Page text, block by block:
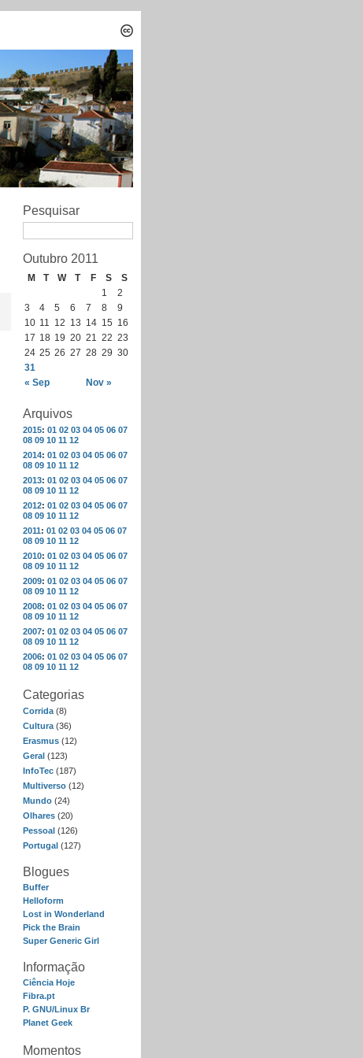
Pesquisar
Outubro 2011
M T W T F S S
« Sep Nov »
1
2
3
4 5 6 7 8
9
10 11 12 13 14 15 16
17 18 19 20 21 22 23
24 25 26 27 28 29 30
31
Arquivos
2015: 01 02 03 04 05 06 07
08 09 10 11 12
2014: 01 02 03 04 05 06 07
08 09 10 11 12
2013: 01 02 03 04 05 06 07
08 09 10 11 12
2012: 01 02 03 04 05 06 07
08 09 10 11 12
2011: 01 02 03 04 05 06 07
08 09 10 11 12
2010: 01 02 03 04 05 06 07
08 09 10 11 12
2009: 01 02 03 04 05 06 07
08 09 10 11 12
2008: 01 02 03 04 05 06 07
08 09 10 11 12
2007: 01 02 03 04 05 06 07
08 09 10 11 12
2006: 01 02 03 04 05 06 07
08 09 10 11 12
Categorias
Corrida (8)
Cultura (36)
Erasmus (12)
Geral (123)
InfoTec (187)
Multiverso (12)
Mundo (24)
Olhares (20)
Pessoal (126)
Portugal (127)
Blogues
Buffer
Helloform
Lost in Wonderland
Pick the Brain
Super Generic Girl
Informação
Ciência Hoje
Fibra.pt
P. GNU/Linux Br
Planet Geek
Momentos